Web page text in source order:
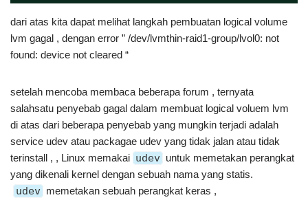
dari atas kita dapat melihat langkah pembuatan logical volume
lvm gagal , dengan error ” /dev/lvmthin-raid1-group/lvol0: not
found: device not cleared “
setelah mencoba membaca beberapa forum , ternyata
salahsatu penyebab gagal dalam membuat logical voluem lvm
di atas dari beberapa penyebab yang mungkin terjadi adalah
service udev atau packagae udev yang tidak jalan atau tidak
terinstall , , Linux memakai udev untuk memetakan perangkat
yang dikenali kernel dengan sebuah nama yang statis.
udev memetakan sebuah perangkat keras ,